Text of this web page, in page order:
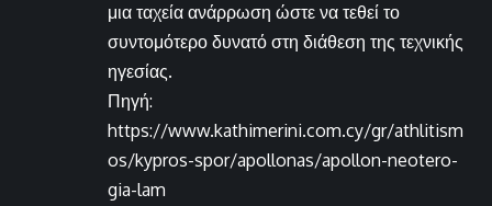
μια ταχεία ανάρρωση ώστε να τεθεί το
συντομότερο δυνατό στη διάθεση της τεχνικής
ηγεσίας.
Πηγή:
https://www.kathimerini.com.cy/gr/athlitism
os/kypros-spor/apollonas/apollon-neotero-
gia-lam